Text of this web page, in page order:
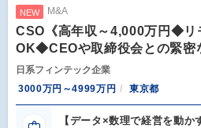
NEW M&A
CSO《高年収～4,000万円◆リ
OK◆CEOや取締役会との緊密
日系フィンテック企業
3000万円～4999万円
東京都
【データ×数理で経営を動